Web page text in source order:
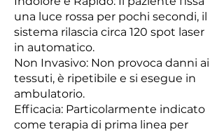
una luce rossa per pochi secondi, il
sistema rilascia circa 120 spot laser
in automatico.
Non Invasivo: Non provoca danni ai
tessuti, è ripetibile e si esegue in
ambulatorio.
Efficacia: Particolarmente indicato
come terapia di prima linea per